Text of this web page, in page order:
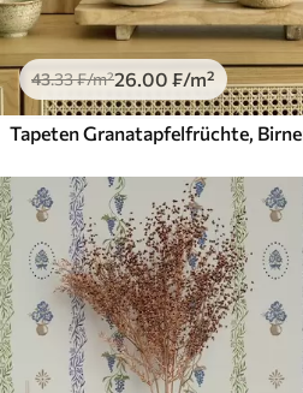
43.33₣/m²26.00 ₣/m²